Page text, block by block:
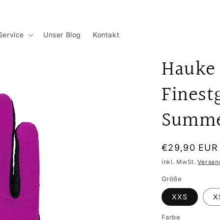
Unser Blog Kontakt
Normaler
Preis
€29,90 EUR
inkl. MwSt.
Größe
XXS
Farbe